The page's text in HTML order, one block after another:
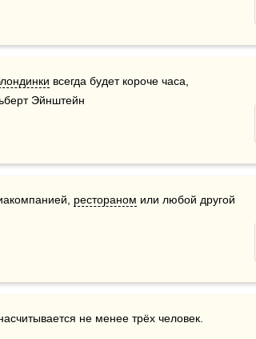
всегда будет короче часа,
Эйнштейн
рестораном или любой другой
не менее трёх человек.